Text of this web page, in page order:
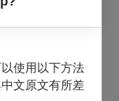
使用以下方法
文原文有所差